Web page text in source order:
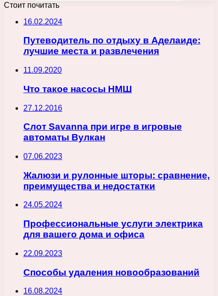
Стоит почитать
16.02.2024
Путеводитель по отдыху в Аделаиде:
лучшие места и развлечения
11.09.2020
Что такое насосы НМШ
27.12.2016
Слот Savanna при игре в игровые
автоматы Вулкан
07.06.2023
Жалюзи и рулонные шторы: сравнение,
преимущества и недостатки
24.05.2024
Профессиональные услуги электрика
для вашего дома и офиса
22.09.2023
Способы удаления новообразований
16.08.2024